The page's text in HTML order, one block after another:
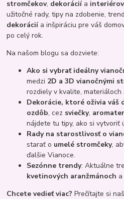
stromčekov, dekoráciía
užitočné rady, tipy na zdobenie,
dekoráciía inšpiráciu pre váš
po celý rok.
Na našom blogu sa dozviete:
Ako si vybrať ideálny
medzi 2D a 3D vianočnými
rozdiely v kvalite, materiáloch
Dekorácie, ktoré oživia váš
ozdôb, cez sviečky,
nájdete tu tipy, ako si vytvoriť
Rady na starostlivosť o
starať o umelé stromčeky,
ďalšie Vianoce.
Sezónne trendy: Aktuálne
kvetinových aranžmánoch
Chcete vedieť viac? Prečítajte si